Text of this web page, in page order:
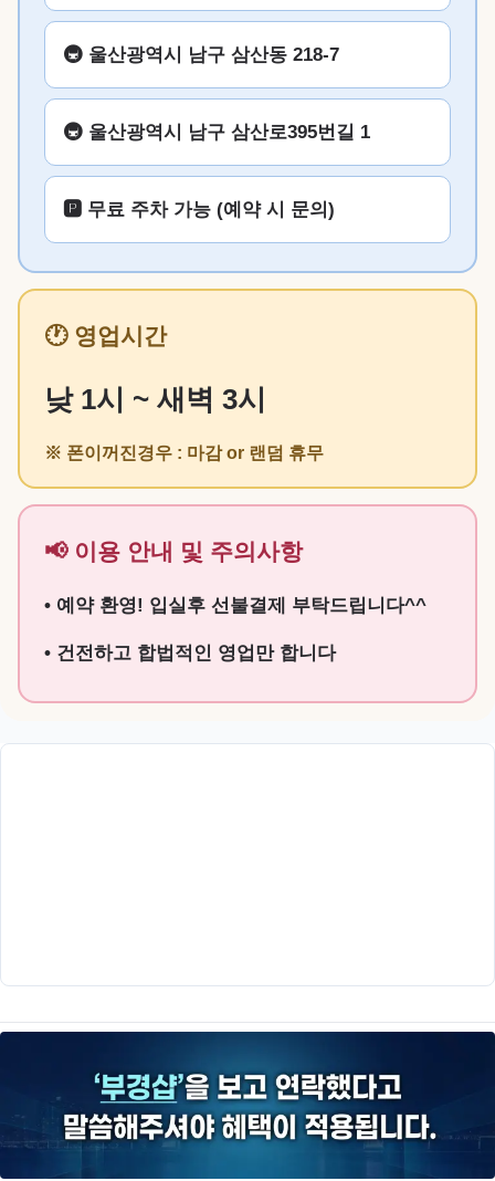
🚇 울산광역시 남구 삼산동 218-7
🚇 울산광역시 남구 삼산로395번길 1
🅿️ 무료 주차 가능 (예약 시 문의)
🕐 영업시간
낮 1시 ~ 새벽 3시
※ 폰이꺼진경우 : 마감 or 랜덤 휴무
📢 이용 안내 및 주의사항
• 예약 환영! 입실후 선불결제 부탁드립니다^^
• 건전하고 합법적인 영업만 합니다